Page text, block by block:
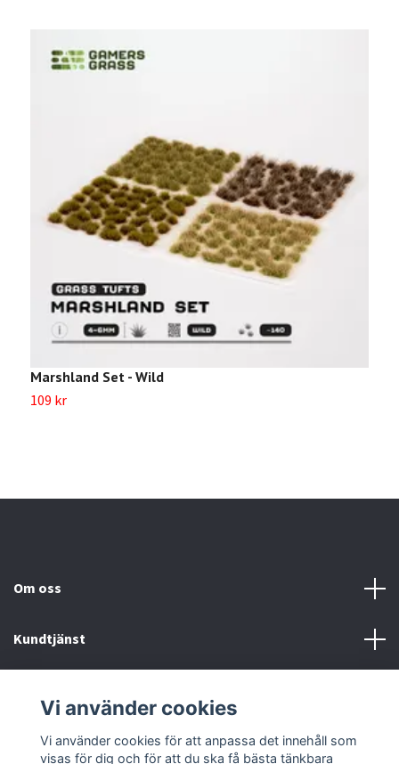
Marshland Set - Wild
109 kr
Om oss
Kundtjänst
Sociala medier
Vi använder cookies
Vi använder cookies för att anpassa det innehåll som
visas för dig och för att du ska få bästa tänkbara